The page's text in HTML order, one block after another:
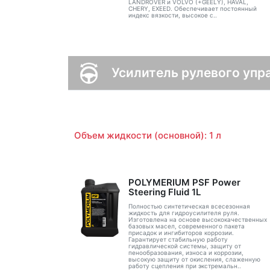
LANDROVER и VOLVO (+GEELY), HAVAL,
CHERY, EXEED. Обеспечивает постоянный
индекс вязкости, высокое с..
Усилитель рулевого
Объем жидкости (основной): 1 л
POLYMERIUM PSF Power
Steering Fluid 1L
Полностью синтетическая всесезонная
жидкость для гидроусилителя руля.
Изготовлена на основе высококачественных
базовых масел, современного пакета
присадок и ингибиторов коррозии.
Гарантирует стабильную работу
гидравлической системы, защиту от
пенообразования, износа и коррозии,
высокую защиту от окисления, слаженную
работу сцепления при экстремальн..